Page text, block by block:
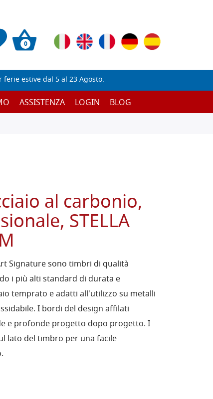
0
estive dal 5 al 23 Agosto.
ASSISTENZA LOGIN BLOG
al carbonio,
STELLA
Signature sono timbri di qualità
i più alti standard di durata e
temprato e adatti all'utilizzo su metalli
I bordi del design affilati
e profonde progetto dopo progetto. I
lato del timbro per una facile